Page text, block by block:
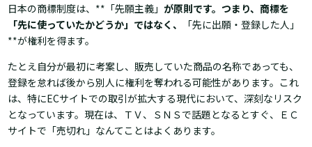
日本の商標制度は、**「先願主義」 が原則です。つまり、商標を
「先に使っていたかどうか」ではなく、
「先に出願・登録した人」
**が権利を得ます。
たとえ自分が最初に考案し、販売していた商品の名称であっても、
登録を怠れば後から別人に権利を奪われる可能性があります。これ
は、特にECサイトでの取引が拡大する現代において、深刻なリスク
となっています。現在は、ＴＶ、ＳＮＳで話題となるとすぐ、ＥＣ
サイトで「売切れ」なんてことはよくあります。